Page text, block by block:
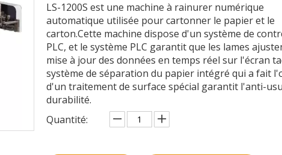
LS-1200S est une machine à rainurer numérique
automatique utilisée pour cartonner le papier et le
carton.Cette machine dispose d'un système de
PLC, et le système PLC garantit que les lames
mise à jour des données en temps réel sur l'écran
système de séparation du papier intégré qui a fait
d'un traitement de surface spécial garantit l'anti-
durabilité.
Quantité: